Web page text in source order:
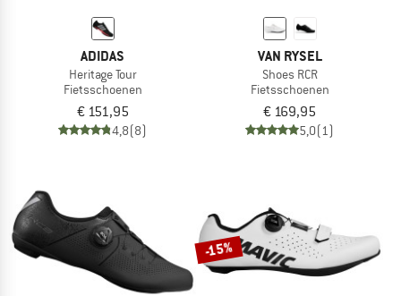
ADIDAS
Heritage Tour
Fietsschoenen
€ 151,95
4,8(8)
VAN RYSEL
Shoes RCR
Fietsschoenen
€ 169,95
5,0(1)
-15%